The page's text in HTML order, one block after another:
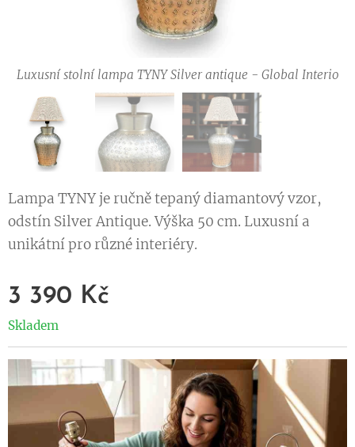
Luxusní stolní lampa TYNY Silver antique - Global Interio
Luxusní stolní lampa TYNY Silver antique - Global Interio
Luxusní stolní lampa TYNY Silver antique - Global Interio
Lampa TYNY je ručně tepaný diamantový vzor,
odstín Silver Antique. Výška 50 cm. Luxusní a
unikátní pro různé interiéry.
3 390 Kč
Skladem